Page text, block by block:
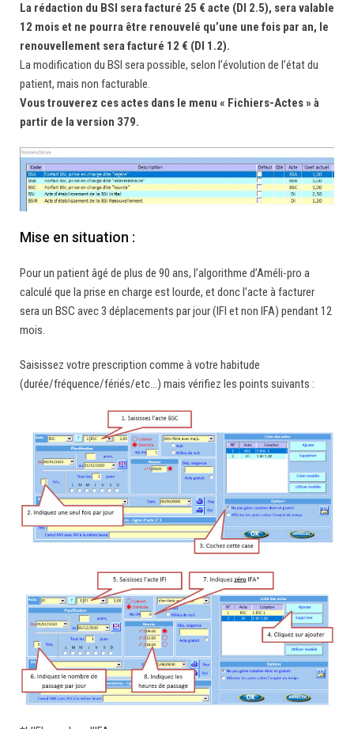
La rédaction du BSI sera facturé 25 € acte (DI 2.5), sera valable
12 mois et ne pourra être renouvelé qu’une une fois par an, le
renouvellement sera facturé 12 € (DI 1.2).
La modification du BSI sera possible, selon l’évolution de l’état du
patient, mais non facturable.
Vous trouverez ces actes dans le menu « Fichiers-Actes » à
partir de la version 379.
Mise en situation :
Pour un patient âgé de plus de 90 ans, l’algorithme d’Améli-pro a
calculé que la prise en charge est lourde, et donc l’acte à facturer
sera un BSC avec 3 déplacements par jour (IFI et non IFA) pendant 12
mois.
Saisissez votre prescription comme à votre habitude
(durée/fréquence/fériés/etc…) mais vérifiez les points suivants :